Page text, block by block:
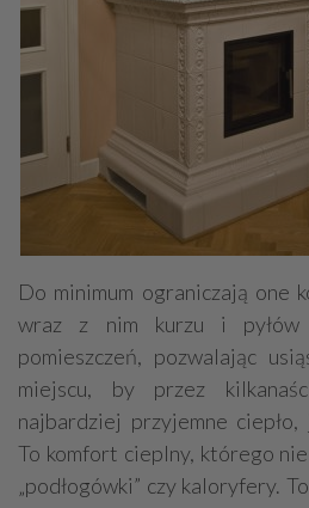
Do minimum ograniczają one
wraz z nim kurzu i pyłów
pomieszczeń, pozwalając
miejscu, by przez
najbardziej przyjemne
To komfort cieplny, którego
„podłogówki” czy kaloryfery.